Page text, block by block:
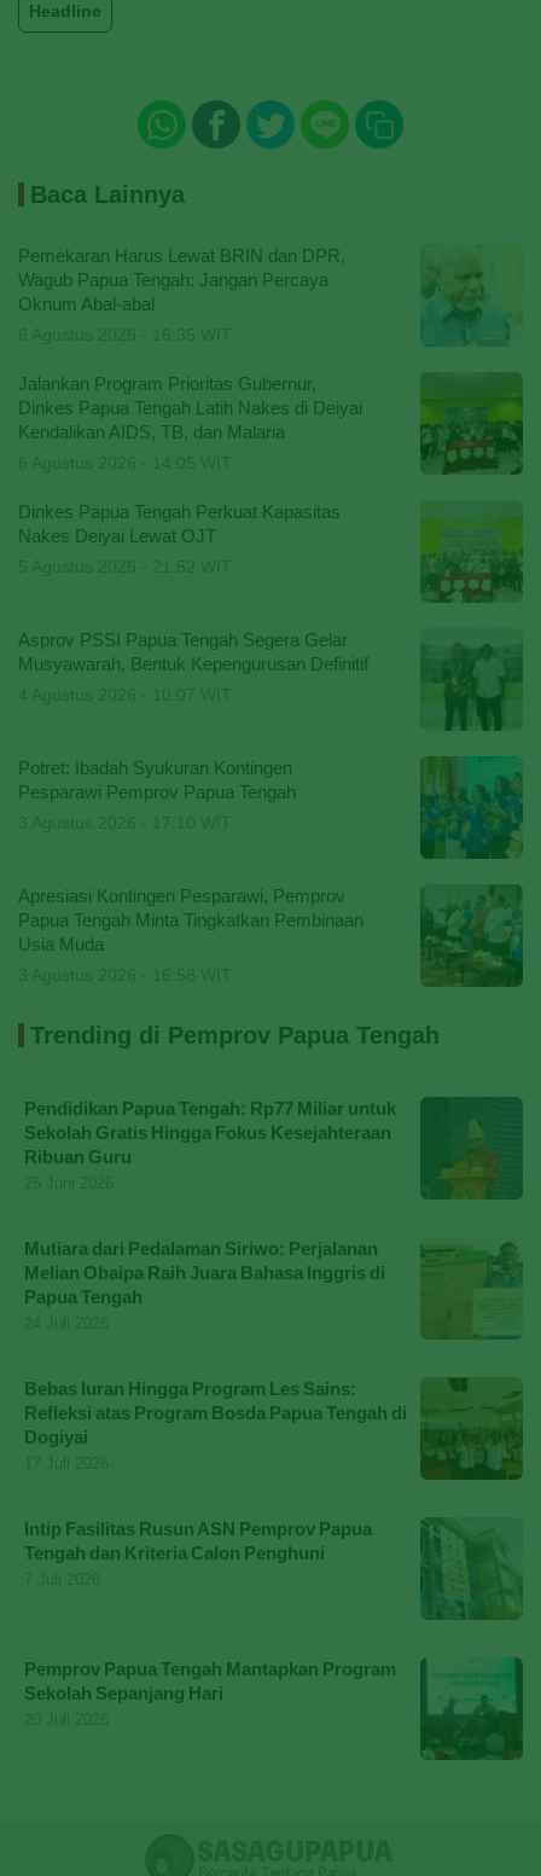
Headline
Baca Lainnya
Pemekaran Harus Lewat BRIN dan DPR,
Wagub Papua Tengah: Jangan Percaya
Oknum Abal-abal
Jalankan Program Prioritas Gubernur,
Dinkes Papua Tengah Latih Nakes di Deiyai
Kendalikan AIDS, TB, dan Malaria
Dinkes Papua Tengah Perkuat Kapasitas
Nakes Deiyai Lewat OJT
Asprov PSSI Papua Tengah Segera Gelar
Musyawarah, Bentuk Kepengurusan Definitif
Potret: Ibadah Syukuran Kontingen
Pesparawi Pemprov Papua Tengah
Apresiasi Kontingen Pesparawi, Pemprov
Papua Tengah Minta Tingkatkan Pembinaan
Usia Muda
Trending di Pemprov Papua Tengah
Pendidikan Papua Tengah: Rp77 Miliar untuk
Sekolah Gratis Hingga Fokus Kesejahteraan
Ribuan Guru
Mutiara dari Pedalaman Siriwo: Perjalanan
Melian Obaipa Raih Juara Bahasa Inggris di
Papua Tengah
Bebas Iuran Hingga Program Les Sains:
Refleksi atas Program Bosda Papua Tengah di
Dogiyai
Intip Fasilitas Rusun ASN Pemprov Papua
Tengah dan Kriteria Calon Penghuni
Pemprov Papua Tengah Mantapkan Program
Sekolah Sepanjang Hari